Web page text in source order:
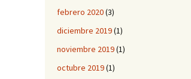
febrero 2020(3)
diciembre 2019(1)
noviembre 2019(1)
octubre 2019(1)